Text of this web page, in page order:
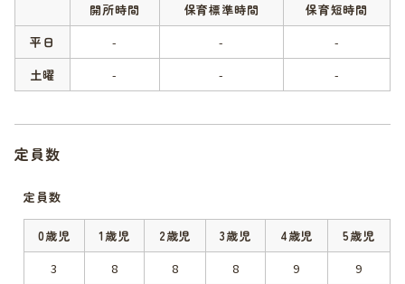
開所時間 保育標準時間
保育短時間
平日
- -
-
土曜
- - -
定員数
定員数
0歳児 1歳児 2歳児 3歳児 4歳児
5歳児
3
8 8 8 9
9